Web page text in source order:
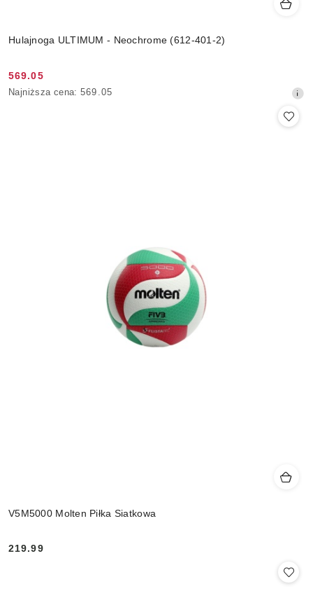
Hulajnoga ULTIMUM - Neochrome (612-401-2)
Cena
promocyjna:
569.05
Najniższa
Najniższa cena: 569.05
V5M5000 Molten Piłka Siatkowa
Cena:
219.99